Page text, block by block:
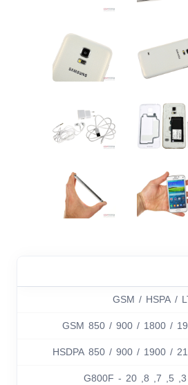
GSM / HSPA /
GSM 850 / 900 / 1800 /
HSDPA 850 / 900 / 1900 /